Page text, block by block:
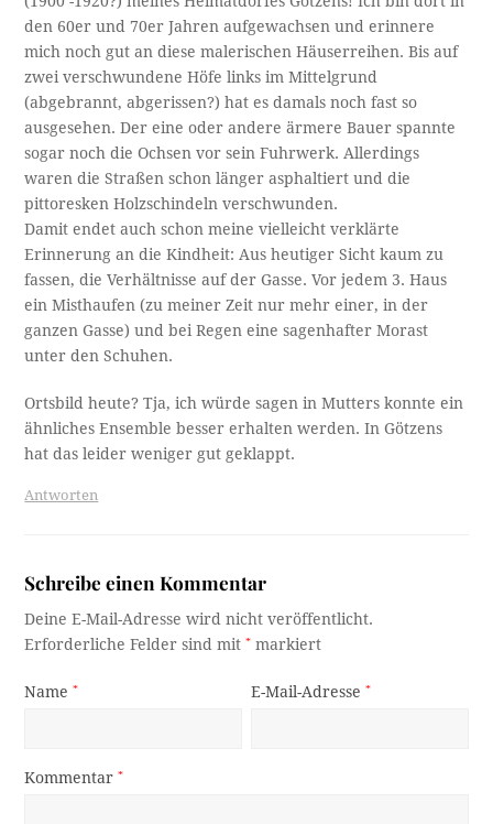
den 60er und 70er Jahren aufgewachsen und erinnere
mich noch gut an diese malerischen Häuserreihen. Bis auf
zwei verschwundene Höfe links im Mittelgrund
(abgebrannt, abgerissen?) hat es damals noch fast so
ausgesehen. Der eine oder andere ärmere Bauer spannte
sogar noch die Ochsen vor sein Fuhrwerk. Allerdings
waren die Straßen schon länger asphaltiert und die
pittoresken Holzschindeln verschwunden.
Damit endet auch schon meine vielleicht verklärte
Erinnerung an die Kindheit: Aus heutiger Sicht kaum zu
fassen, die Verhältnisse auf der Gasse. Vor jedem 3. Haus
ein Misthaufen (zu meiner Zeit nur mehr einer, in der
ganzen Gasse) und bei Regen eine sagenhafter Morast
unter den Schuhen.
Ortsbild heute? Tja, ich würde sagen in Mutters konnte ein
ähnliches Ensemble besser erhalten werden. In Götzens
hat das leider weniger gut geklappt.
Antworten
Schreibe einen Kommentar
Deine E-Mail-Adresse wird nicht veröffentlicht.
Erforderliche Felder sind mit* markiert
Name* E-Mail-Adresse*
Kommentar*